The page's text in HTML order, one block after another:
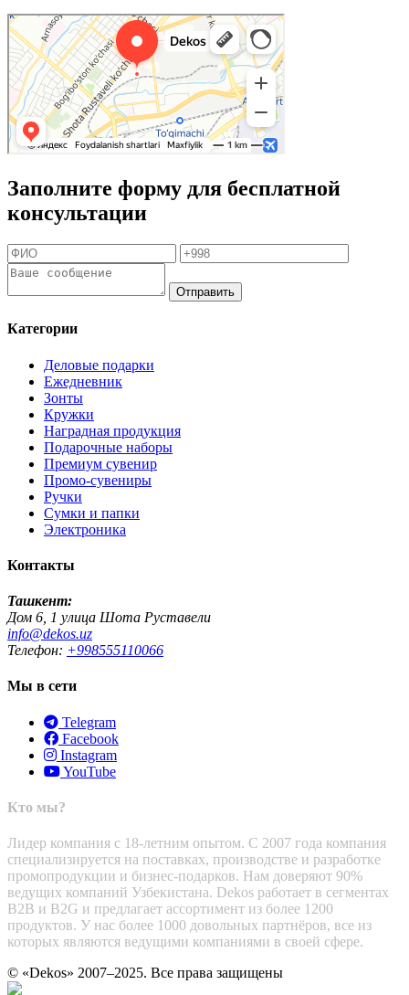
Заполните форму для бесплатной
консультации
Отправить
Категории
Деловые подарки
Ежедневник
Зонты
Кружки
Наградная продукция
Подарочные наборы
Премиум сувенир
Промо-сувениры
Ручки
Сумки и папки
Электроника
Контакты
Ташкент:
Дом 6, 1 улица Шота Руставели
info@dekos.uz
Телефон: +998555110066
Мы в сети
Telegram
Facebook
Instagram
YouTube
Кто мы?
Лидер компания с 18-летним опытом. С 2007 года компания
специализируется на поставках, производстве и разработке
промопродукции и бизнес-подарков. Нам доверяют 90%
ведущих компаний Узбекистана. Dekos работает в сегментах
B2B и B2G и предлагает ассортимент из более 1200
продуктов. У нас более 1000 довольных партнёров, все из
которых являются ведущими компаниями в своей сфере.
© «Dekos» 2007–2025. Все права защищены